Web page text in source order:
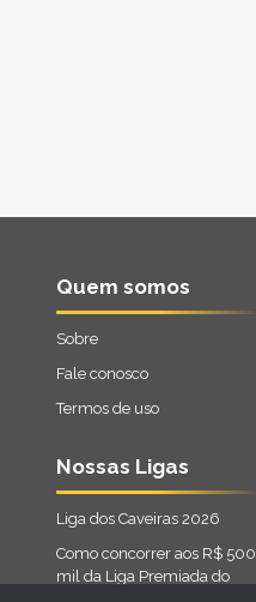
Quem somos
Sobre
Fale conosco
Termos de uso
Nossas Ligas
Liga dos Caveiras 2026
Como concorrer aos R$ 500
mil da Liga Premiada do